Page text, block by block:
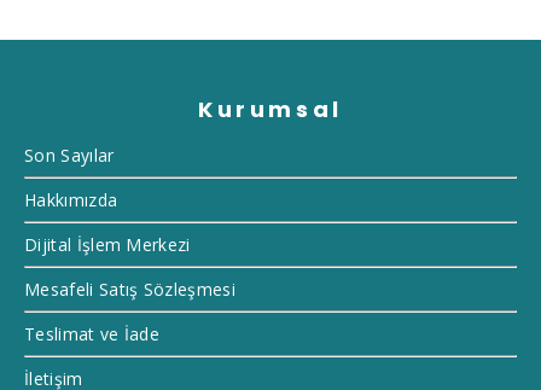
Kurumsal
Son Sayılar
Hakkımızda
Dijital İşlem Merkezi
Mesafeli Satış Sözleşmesi
Teslimat ve İade
İletişim